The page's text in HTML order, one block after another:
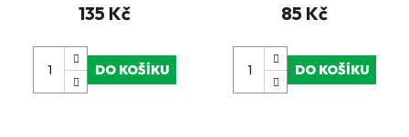
135 Kč
DO KOŠÍKU
85 Kč
DO KOŠÍKU